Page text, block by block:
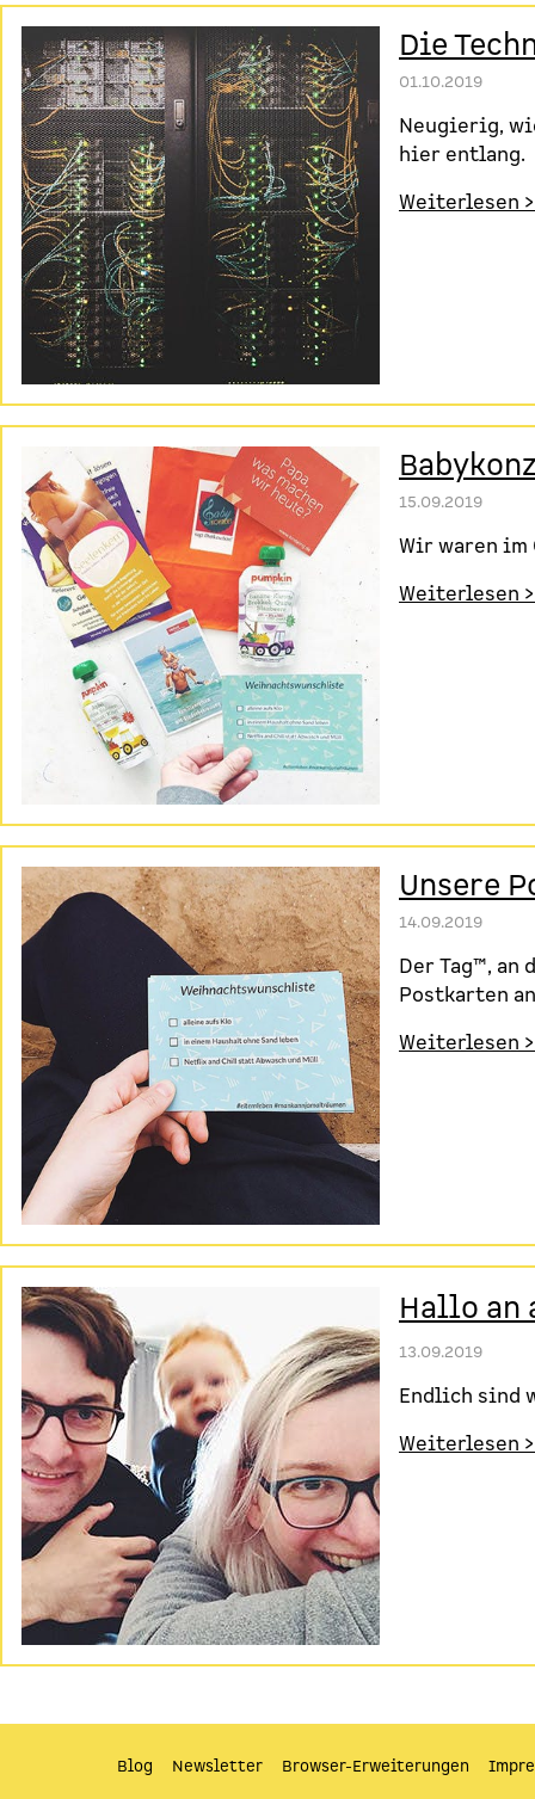
Die
01.10.2019
Neugierig,
hier entlang.
Weiterlesen
15.09.2019
Wir waren im
Weiterlesen
Unsere
14.09.2019
Der Tag™️, an
Postkarten
Weiterlesen
Hallo an
13.09.2019
Endlich sind
Weiterlesen
Blog Newsletter Browser-Erweiterungen